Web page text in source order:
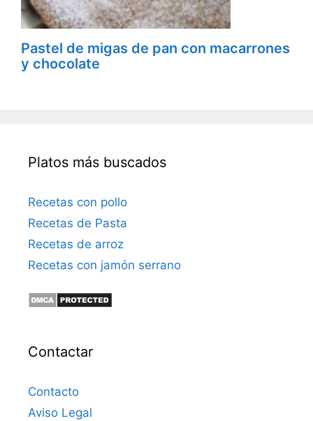
Pastel de migas de pan con macarrones
y chocolate
Platos más buscados
Recetas con pollo
Recetas de Pasta
Recetas de arroz
Recetas con jamón serrano
Contactar
Contacto
Aviso Legal